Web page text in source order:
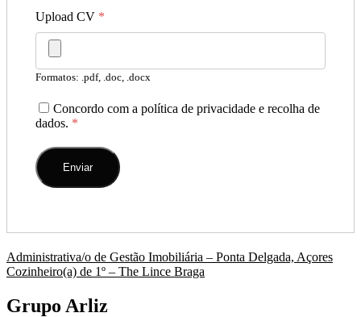
Upload CV *
Formatos: .pdf, .doc, .docx
Concordo com a política de privacidade e recolha de
dados. *
Navegação
de
artigos
Administrativa/o de Gestão Imobiliária – Ponta Delgada, Açores
Cozinheiro(a) de 1º – The Lince Braga
Grupo Arliz